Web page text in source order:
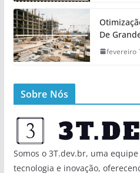
De
fevereiro
Sobre Nós
Somos o 3T.dev.br, uma
tecnologia e inovação,